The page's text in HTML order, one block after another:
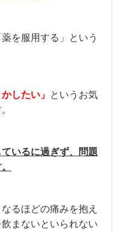
を服用する」という
したい」 というお気
いるに過ぎず、問題
るほどの痛みを抱え
まないといられない